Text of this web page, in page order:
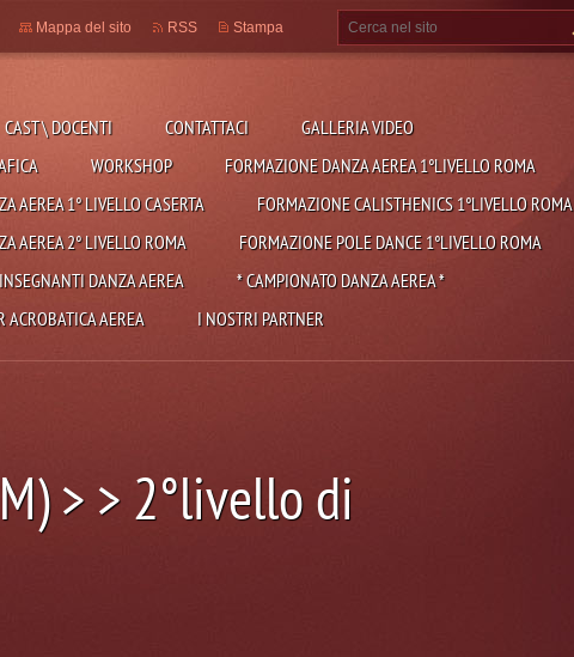
CAST \ DOCENTI CONTATTACI
GALLERIA VIDEO
WORKSHOP
FORMAZIONE DANZA AEREA 1°LIVELLO ROMA
AEREA 1° LIVELLO CASERTA
FORMAZIONE CALISTHENICS 1°LIVELLO ROMA
AEREA 2° LIVELLO ROMA
FORMAZIONE POLE DANCE 1°LIVELLO ROMA
DANZA AEREA
* CAMPIONATO DANZA AEREA *
ACROBATICA AEREA
I NOSTRI PARTNER
Mappa del sito RSS Stampa
> > 2°livello di